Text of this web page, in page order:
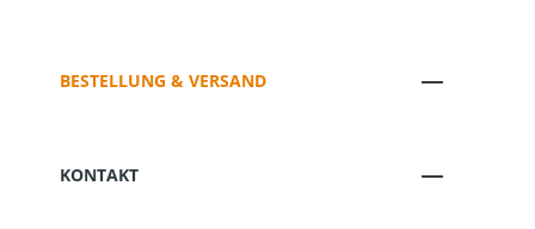
BESTELLUNG & VERSAND
KONTAKT